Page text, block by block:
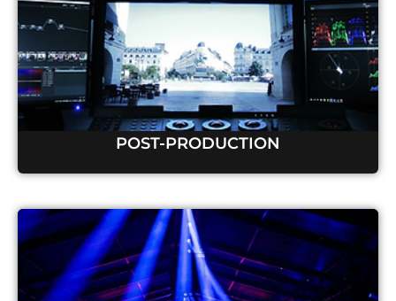
POST-PRODUCTION